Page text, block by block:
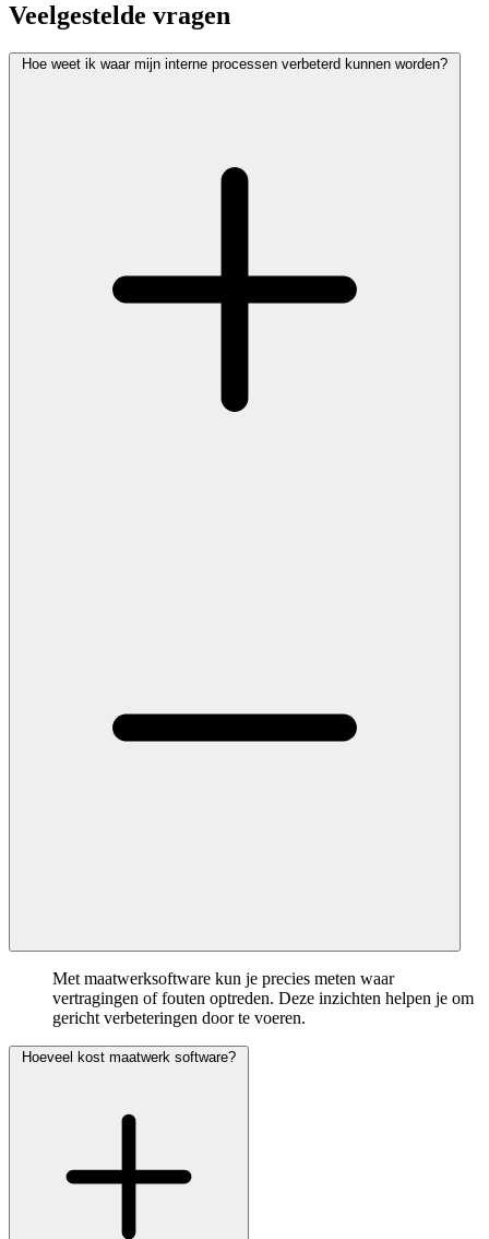
Veelgestelde vragen
Hoe weet ik waar mijn interne processen verbeterd kunnen worden?
Met maatwerksoftware kun je precies meten waar
vertragingen of fouten optreden. Deze inzichten helpen je om
gericht verbeteringen door te voeren.
Hoeveel kost maatwerk software?